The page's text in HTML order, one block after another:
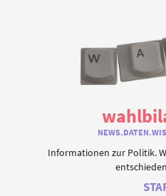
Informationen zur Politik.